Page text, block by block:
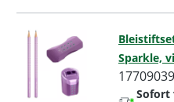
Sparkle,
Sofort